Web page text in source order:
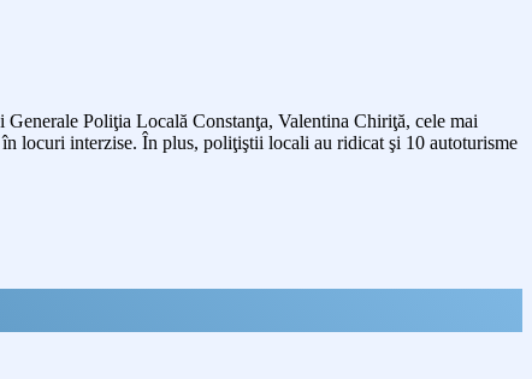
Poliţia Locală Constanţa, Valentina Chiriţă, cele mai
locuri interzise. În plus, poliţiştii locali au ridicat şi 10 autoturisme